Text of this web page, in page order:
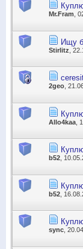
Mr.Fram ,
Ищу
Stirlitz ,
2geo ,
Allo4kaa ,
b52 ,
b52 ,
sync ,